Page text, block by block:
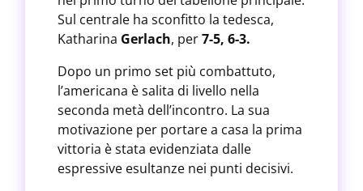
Sul centrale ha sconfitto la tedesca,
Katharina Gerlach, per7-5, 6-3.
Dopo un primo set più combattuto,
l’americana è salita di livello nella
seconda metà dell’incontro. La sua
motivazione per portare a casa la prima
vittoria è stata evidenziata dalle
espressive esultanze nei punti decisivi.